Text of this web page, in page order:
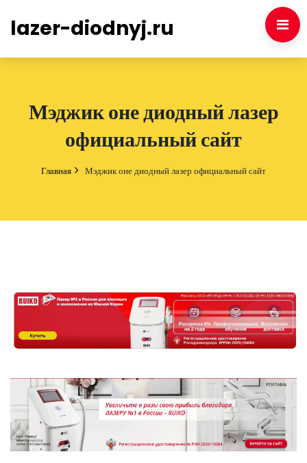
lazer-diodnyj.ru
Мэджик оне диодный лазер
официальный сайт
Главная Мэджик оне диодный лазер официальный сайт